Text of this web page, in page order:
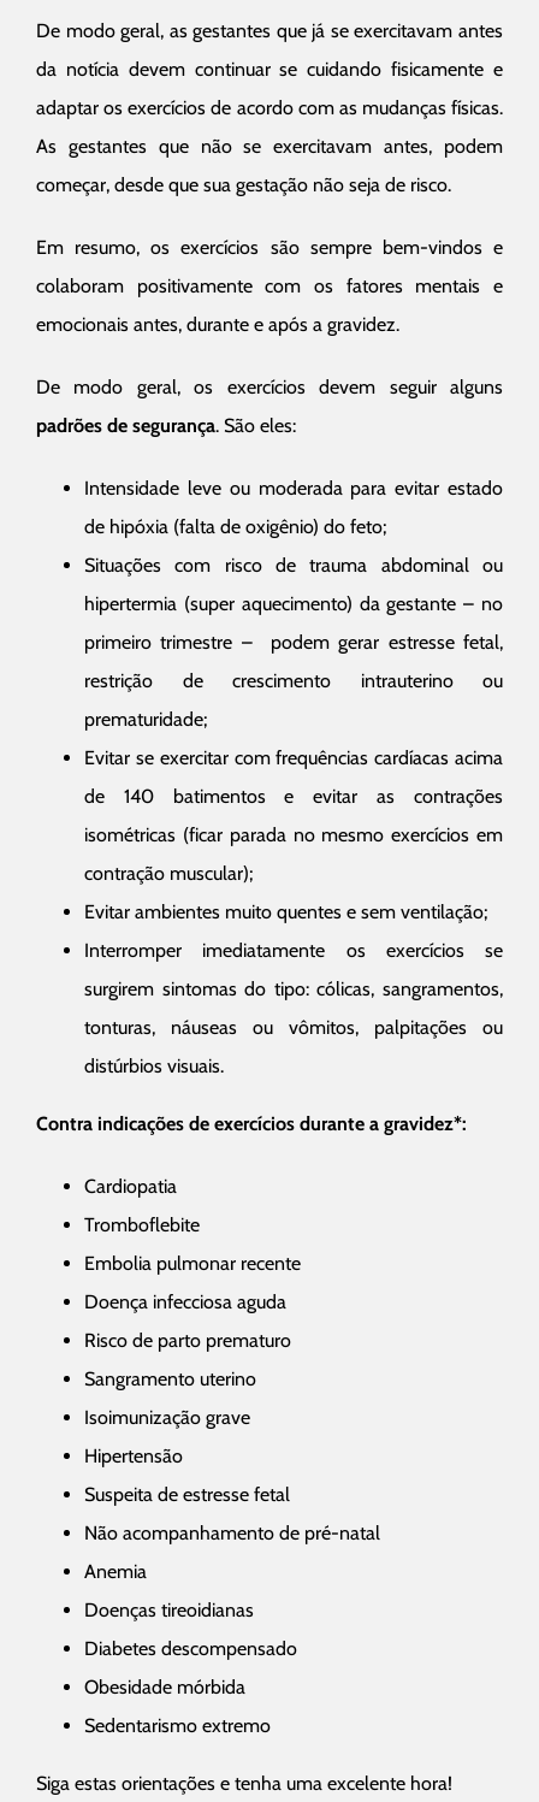
De modo geral, as gestantes que já se exercitavam antes
da notícia devem continuar se cuidando fisicamente e
adaptar os exercícios de acordo com as mudanças físicas.
As gestantes que não se exercitavam antes, podem
começar, desde que sua gestação não seja de risco.
Em resumo, os exercícios são sempre bem-vindos e
colaboram positivamente com os fatores mentais e
emocionais antes, durante e após a gravidez.
De modo geral, os exercícios devem seguir alguns
padrões de segurança. São eles:
Intensidade leve ou moderada para evitar estado
de hipóxia (falta de oxigênio) do feto;
Situações com risco de trauma abdominal ou
hipertermia (super aquecimento) da gestante – no
primeiro trimestre – podem gerar estresse fetal,
restrição de crescimento intrauterino ou
prematuridade;
Evitar se exercitar com frequências cardíacas acima
de 140 batimentos e evitar as contrações
isométricas (ficar parada no mesmo exercícios em
contração muscular);
Evitar ambientes muito quentes e sem ventilação;
Interromper imediatamente os exercícios se
surgirem sintomas do tipo: cólicas, sangramentos,
tonturas, náuseas ou vômitos, palpitações ou
distúrbios visuais.
Contra indicações de exercícios durante a gravidez*:
Cardiopatia
Tromboflebite
Embolia pulmonar recente
Doença infecciosa aguda
Risco de parto prematuro
Sangramento uterino
Isoimunização grave
Hipertensão
Suspeita de estresse fetal
Não acompanhamento de pré-natal
Anemia
Doenças tireoidianas
Diabetes descompensado
Obesidade mórbida
Sedentarismo extremo
Siga estas orientações e tenha uma excelente hora!